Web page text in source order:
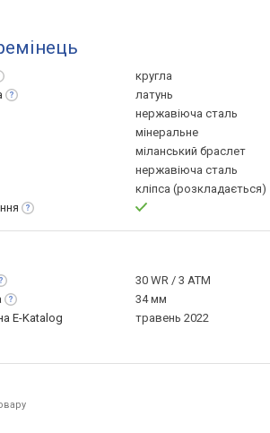
кругла
латунь
нержавіюча сталь
мінеральне
міланський браслет
нержавіюча сталь
кліпса (розкладається)
30 WR / 3 ATM
34 мм
E-Katalog
травень 2022